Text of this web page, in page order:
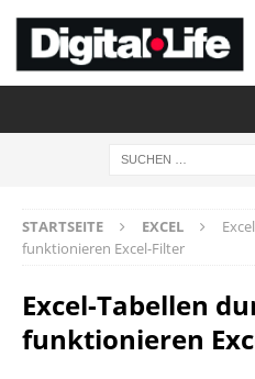
STARTSEITE EXCEL
funktionieren Excel-Filter
Excel-Tabellen
funktionieren